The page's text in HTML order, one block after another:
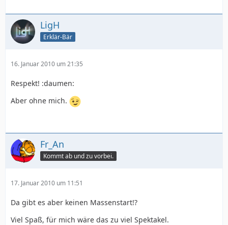
LigH
Erklär-Bär
16. Januar 2010 um 21:35
Respekt! :daumen:
Aber ohne mich.
Fr_An
Kommt ab und zu vorbei.
17. Januar 2010 um 11:51
Da gibt es aber keinen Massenstart!?
Viel Spaß, für mich wäre das zu viel Spektakel.